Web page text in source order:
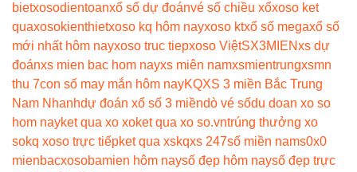
bietxosodientoanxổ số dự đoánvé số chiều xổxoso ket
quaxosokienthietxoso kq hôm nayxoso ktxổ số megaxổ số
mới nhất hôm nayxoso truc tiepxoso ViệtSX3MIENxs dự
đoánxs mien bac hom nayxs miên namxsmientrungxsmn
thu 7con số may mắn hôm nayKQXS 3 miền Bắc Trung
Nam Nhanhdự đoán xổ số 3 miềndò vé sốdu doan xo so
hom nayket qua xo xoket qua xo so.vntrúng thưởng xo
sokq xoso trực tiếpket qua xskqxs 247số miền nams0x0
mienbacxosobamien hôm naysố đẹp hôm naysố đẹp trực